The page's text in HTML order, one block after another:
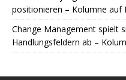
positionieren – Kolumne auf
Change Management spielt
Handlungsfeldern ab –